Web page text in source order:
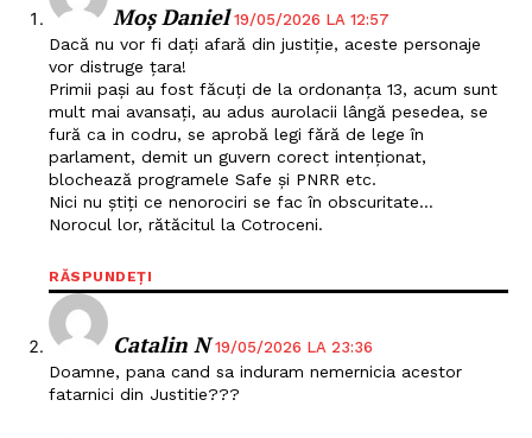
Moș Daniel 19/05/2026 LA 12:57
Dacă nu vor fi dați afară din justiție, aceste personaje
vor distruge țara!
Primii pași au fost făcuți de la ordonanța 13, acum sunt
mult mai avansați, au adus aurolacii lângă pesedea, se
fură ca in codru, se aprobă legi fără de lege în
parlament, demit un guvern corect intenționat,
blochează programele Safe și PNRR etc.
Nici nu știți ce nenorociri se fac în obscuritate…
Norocul lor, rătăcitul la Cotroceni.
RĂSPUNDEȚI
Catalin N 19/05/2026 LA 23:36
Doamne, pana cand sa induram nemernicia acestor
fatarnici din Justitie???